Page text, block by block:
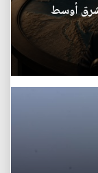
شرق أوسط